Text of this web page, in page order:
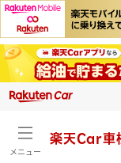
メニュー
楽天Car車